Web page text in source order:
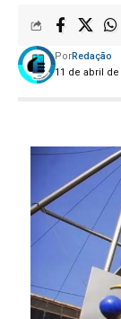
11 de abril de
PorRedação